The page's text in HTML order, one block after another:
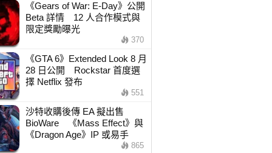
《Gears of War: E-Day》公開
Beta 詳情 12 人合作模式與
限定獎勵曝光
370
《GTA 6》Extended Look 8 月
28 日公開 Rockstar 首度選
擇 Netflix 發布
551
沙特收購後傳 EA 擬出售
BioWare 《Mass Effect》與
《Dragon Age》IP 或易手
865